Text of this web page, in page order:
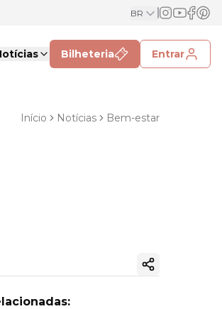
BR
Bilheteria Entrar
Início Notícias Bem-estar
Copiar link